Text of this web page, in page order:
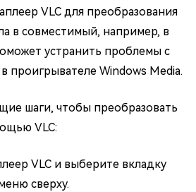
VLC для преобразования
в совместимый, например, в
устранить проблемы с
проигрывателе Windows Media.
шаги, чтобы преобразовать
VLC:
VLC и выберите вкладку
сверху.